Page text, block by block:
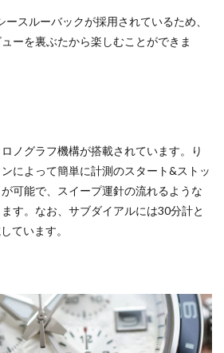
スルーバックが採用されているため、
ーを裏ぶたから楽しむことができま
ノグラフ機構が搭載されています。り
によって簡単に計測のスタート&ストッ
可能で、スイープ運針の流れるような
す。なお、サブダイアルには30分計と
ています。